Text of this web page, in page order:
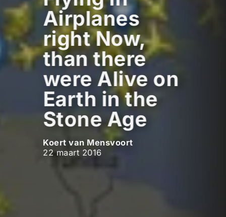
Airplanes
right Now,
than there
were Alive on
Earth in the
Stone Age
Koert van Mensvoort
22 maart 2016